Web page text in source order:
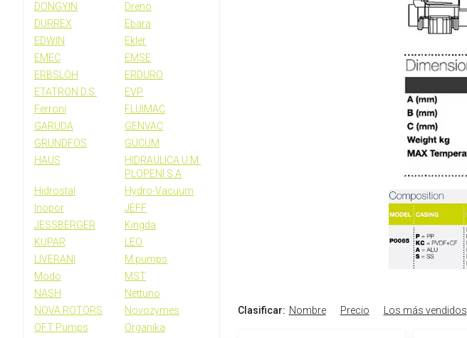
DONGYIN
Dreno
DURREX
Ebara
EDWIN
Ekler
EMEC
EMSE
ERBSLÖH
ERDURO
ETATRON D.S.
EVP
Ferroni
FLUIMAC
GARUDA
GENVAC
GRUNDFOS
GÜCÜM
HAUS
HIDRAULICA U.M.
PLOPENI S.A
Hidrostal
Hydro-Vacuum
Inopor
JEFF
JESSBERGER
Kingda
KUPAR
LEO
LIVERANI
M pumps
Modo
MST
NASH
Nettuno
NOVA ROTORS
Novozymes
OFT Pumps
Organika
Clasificar: Nombre Precio Los más vendidos